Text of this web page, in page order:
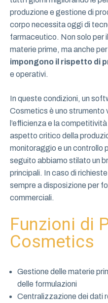
produzione e gestione di
corpo necessita oggi di
farmaceutico. Non solo per
materie prime, ma anche per
impongono il rispetto di
e operativi.
In queste condizioni, un
Cosmetics è uno strumento
l’efficienza e la
aspetto critico della
monitoraggio e un controllo
seguito abbiamo stilato un
principali. In caso di
sempre a disposizione per
commerciali.
Funzioni di
Cosmetics
Gestione delle materie
delle formulazioni
Centralizzazione dei dati